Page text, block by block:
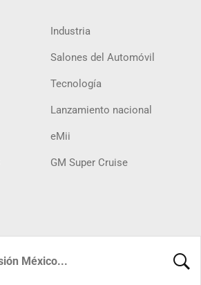
Industria
Salones del Automóvil
Tecnología
Lanzamiento nacional
eMii
GM Super Cruise